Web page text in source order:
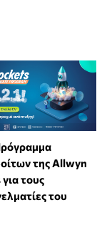
της Allwyn
τους
του